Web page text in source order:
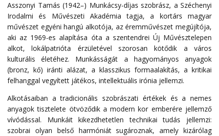
Asszonyi Tamás (1942–) Munkácsy-díjas szobrász, a Széchenyi
Irodalmi és Művészeti Akadémia tagja, a kortárs magyar
művészet egyéni hangú alkotója, az éremművészet megújítója,
aki az 1969-es alapítása óta a szentendrei Új Művésztelepen
alkot, lokálpatrióta érzületével szorosan kötődik a város
kulturális életéhez. Munkásságát a hagyományos anyagok
(bronz, kő) iránti alázat, a klasszikus formaalakítás, a kritikai
felhanggal vegyített játékos, intellektuális irónia jellemzi.
Alkotásaiban a tradicionális szobrászati értékek és a nemes
anyagok tisztelete ötvöződik a modern kor emberére jellemző
vívódással. Munkáit kikezdhetetlen technikai tudás jellemzi:
szobrai olyan belső harmóniát sugároznak, amely kizárólag